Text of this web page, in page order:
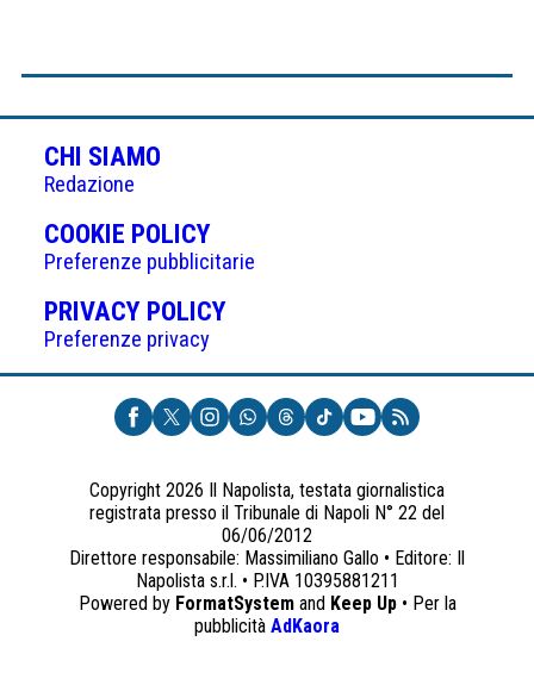
CHI SIAMO
Redazione
COOKIE POLICY(APRE
IN
UNA
NUOVA
Preferenze pubblicitarie
PRIVACY POLICY(APRE
UNA
NUOVA
SCHEDA)
Preferenze privacy
Copyright 2026 Il Napolista, testata giornalistica
registrata presso il Tribunale di Napoli N° 22 del
06/06/2012
Direttore responsabile: Massimiliano Gallo • Editore: Il
Napolista s.r.l. • P.IVA 10395881211
Powered by FormatSystemand Keep Up• Per la
pubblicità AdKaora